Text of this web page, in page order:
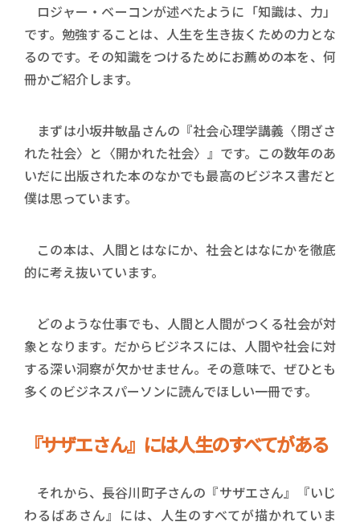
ロジャー・ベーコンが述べたように「知識は、力」
です。勉強することは、人生を生き抜くための力とな
るのです。その知識をつけるためにお薦めの本を、何
冊かご紹介します。
まずは小坂井敏晶さんの『社会心理学講義〈閉ざさ
れた社会〉と〈開かれた社会〉』です。この数年のあ
いだに出版された本のなかでも最高のビジネス書だと
僕は思っています。
この本は、人間とはなにか、社会とはなにかを徹底
的に考え抜いています。
どのような仕事でも、人間と人間がつくる社会が対
象となります。だからビジネスには、人間や社会に対
する深い洞察が欠かせません。その意味で、ぜひとも
多くのビジネスパーソンに読んでほしい一冊です。
『サザエさん』には人生のすべてがある
それから、長谷川町子さんの『サザエさん』『いじ
わるばあさん』には、人生のすべてが描かれていま